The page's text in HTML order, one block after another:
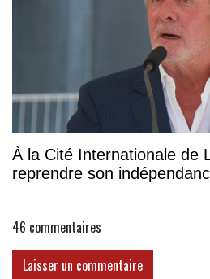
À la Cité Internationale de
reprendre son
46 commentaires
Laisser un commentaire